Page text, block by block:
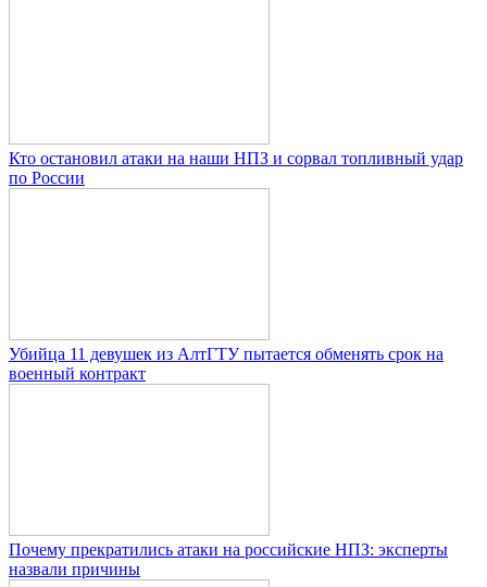
Кто остановил атаки на наши НПЗ и сорвал топливный удар
по России
Убийца 11 девушек из АлтГТУ пытается обменять срок на
военный контракт
Почему прекратились атаки на российские НПЗ: эксперты
назвали причины